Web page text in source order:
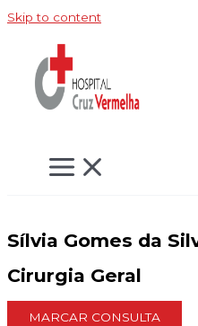
Skip to content
Sílvia Gomes da
Cirurgia Geral
MARCAR CONSULTA